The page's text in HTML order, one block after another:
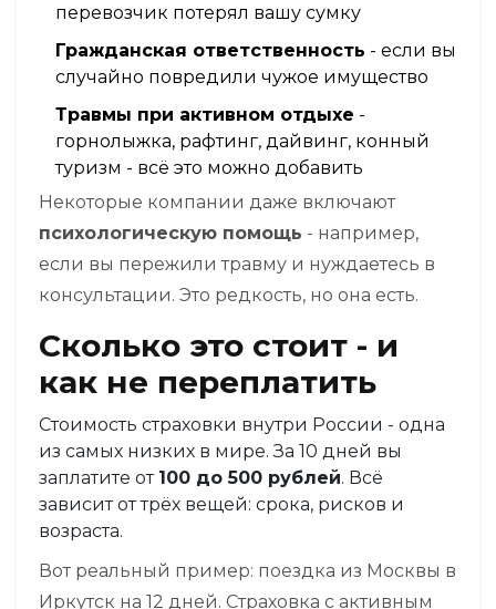
перевозчик потерял вашу сумку
Гражданская ответственность - если вы
случайно повредили чужое имущество
Травмы при активном отдыхе -
горнолыжка, рафтинг, дайвинг, конный
туризм - всё это можно добавить
Некоторые компании даже включают
психологическую помощь - например,
если вы пережили травму и нуждаетесь в
консультации. Это редкость, но она есть.
Сколько это стоит - и
как не переплатить
Стоимость страховки внутри России - одна
из самых низких в мире. За 10 дней вы
заплатите от 100 до 500 рублей. Всё
зависит от трёх вещей: срока, рисков и
возраста.
Вот реальный пример: поездка из Москвы в
Иркутск на 12 дней. Страховка с активным